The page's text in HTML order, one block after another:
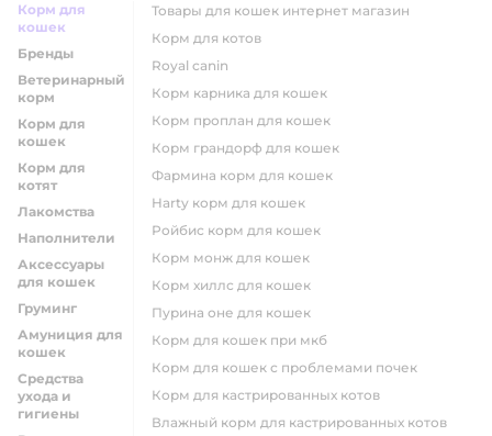
Корм для
кошек
Бренды
Ветеринарный
корм
Корм для
кошек
Корм для
котят
Лакомства
Наполнители
Аксессуары
для кошек
Груминг
Амуниция для
кошек
Средства
ухода и
гигиены
товары для кошек интернет магазин
корм для котов
royal canin
корм карника для кошек
корм проплан для кошек
корм грандорф для кошек
фармина корм для кошек
harty корм для кошек
ройбис корм для кошек
корм монж для кошек
корм хиллс для кошек
пурина оне для кошек
корм для кошек при мкб
корм для кошек с проблемами почек
Корм для кастрированных котов
влажный корм для кастрированных котов